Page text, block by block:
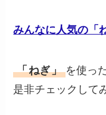
みんなに人気の「
「ねぎ」 を使っ
是非チェックして